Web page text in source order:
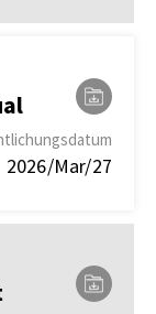
2026/Mar/27